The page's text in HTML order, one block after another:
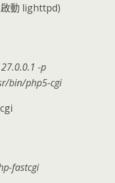
動 lighttpd)
-p
bin/php5-cgi
fastcgi